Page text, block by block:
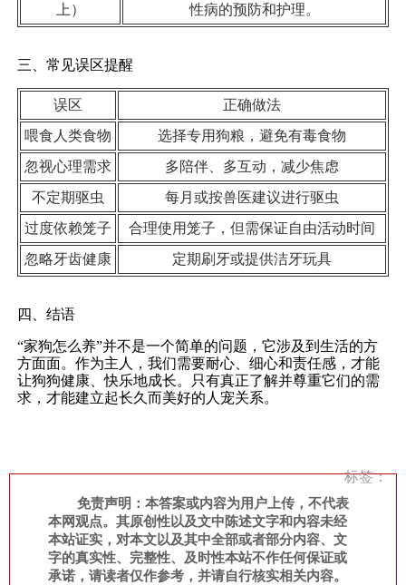
上）
性病的预防和护理。
三、常见误区提醒
误区
正确做法
喂食人类食物
选择专用狗粮，避免有毒食物
忽视心理需求
多陪伴、多互动，减少焦虑
不定期驱虫
每月或按兽医建议进行驱虫
过度依赖笼子
合理使用笼子，但需保证自由活动时间
忽略牙齿健康
定期刷牙或提供洁牙玩具
四、结语
“家狗怎么养”并不是一个简单的问题，它涉及到生活的方
方面面。作为主人，我们需要耐心、细心和责任感，才能
让狗狗健康、快乐地成长。只有真正了解并尊重它们的需
求，才能建立起长久而美好的人宠关系。
标签：
免责声明：本答案或内容为用户上传，不代表
本网观点。其原创性以及文中陈述文字和内容未经
本站证实，对本文以及其中全部或者部分内容、文
字的真实性、完整性、及时性本站不作任何保证或
承诺，请读者仅作参考，并请自行核实相关内容。